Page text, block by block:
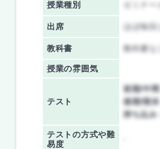
授業種別
出席 ほぼ毎回
教科書 教科書な
授業の雰囲気
テスト
前期/中間
後期/期末
持ち込み
テストの方式や難
易度